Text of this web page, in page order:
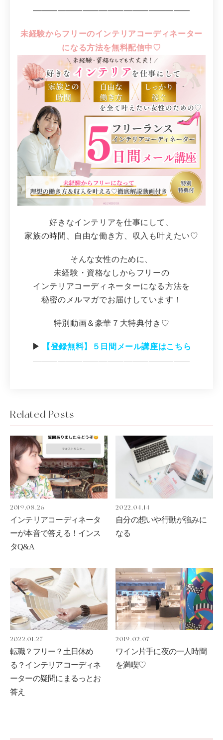
―――――――――――――――――――
未経験からフリーのインテリアコーディネーター
になる方法を無料配信中♡
好きなインテリアを仕事にして、
家族の時間、自由な働き方、収入も叶えたい♡
そんな女性のために、
未経験・資格なしからフリーの
インテリアコーディネーターになる方法を
秘密のメルマガでお届けしています！
特別動画＆豪華７大特典付き♡
▶︎
【登録無料】５日間メール講座はこちら
―――――――――――――――――――
Related Posts
2019.08.26
インテリアコーディネータ
ーが本音で答える！インス
タQ&A
2022.04.14
自分の想いや行動が強みに
なる
2022.01.27
転職？フリー？土日休め
る？インテリアコーディネ
ーターの疑問にまるっとお
答え
2019.02.07
ワイン片手に夜の一人時間
を満喫♡